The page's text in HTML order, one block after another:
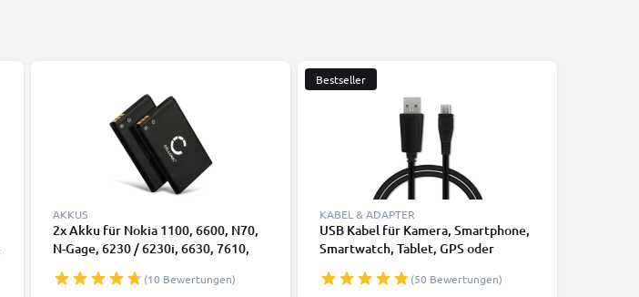
AKKUS
2x Akku für Nokia 1100, 6600, N70,
N-Gage, 6230 / 6230i, 6630, 7610,
1020mAh von CELLONIC
(10 Bewertungen)
Bestseller
KABEL & ADAPTER
USB Kabel für Kamera, Smartphone,
Smartwatch, Tablet, GPS oder
Datenkabel schwarz(50 Bewertungen)